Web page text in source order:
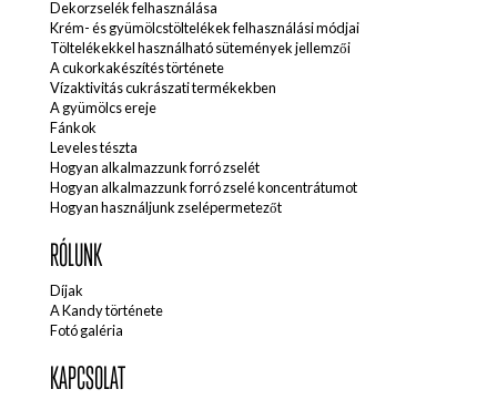
Dekorzselék felhasználása
Krém- és gyümölcstöltelékek felhasználási módjai
Töltelékekkel használható sütemények jellemzői
A cukorkakészítés története
Vízaktivitás cukrászati termékekben
A gyümölcs ereje
Fánkok
Leveles tészta
Hogyan alkalmazzunk forró zselét
Hogyan alkalmazzunk forró zselé koncentrátumot
Hogyan használjunk zselépermetezőt
RÓLUNK
Díjak
A Kandy története
Fotó galéria
KAPCSOLAT